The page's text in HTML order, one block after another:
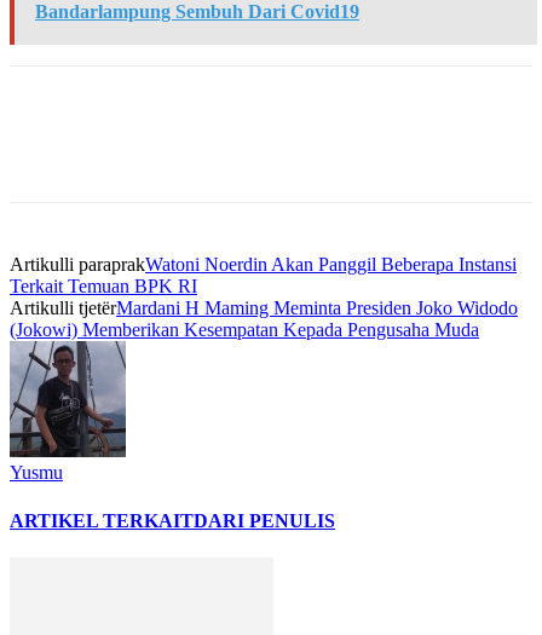
Bandarlampung Sembuh Dari Covid19
Artikulli paraprakWatoni Noerdin Akan Panggil Beberapa Instansi
Terkait Temuan BPK RI
Artikulli tjetërMardani H Maming Meminta Presiden Joko Widodo
(Jokowi) Memberikan Kesempatan Kepada Pengusaha Muda
Yusmu
ARTIKEL TERKAITDARI PENULIS